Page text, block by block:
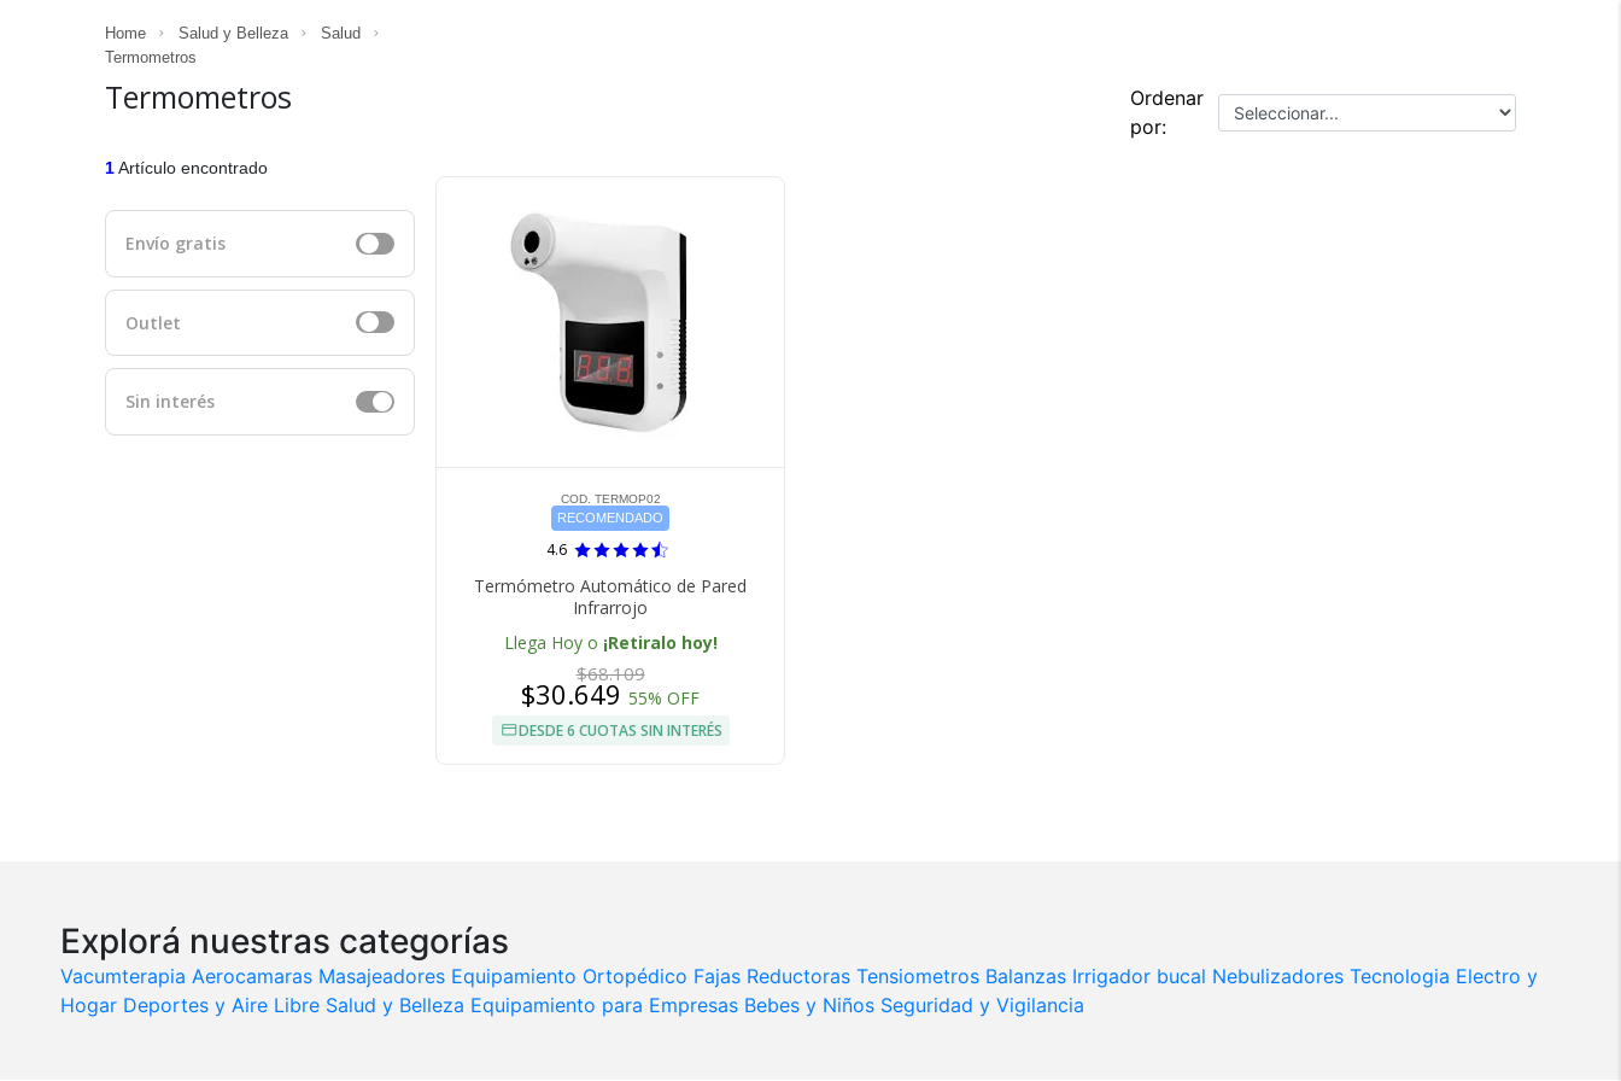
Home Salud y Belleza
Salud
Termometros
Termometros
1Artículo encontrado
Envío gratis
Outlet
Sin interés
Ordenar
por:
COD. TERMOP02
RECOMENDADO
4.6
Termómetro Automático de Pared
Infrarrojo
Llega Hoy o ¡Retiralo hoy!
$68.109
$30.649 55% OFF
DESDE 6 CUOTAS SIN INTERÉS
Explorá nuestras categorías
Vacumterapia Aerocamaras Masajeadores Equipamiento Ortopédico Fajas Reductoras Tensiometros Balanzas Irrigador bucal Nebulizadores Tecnologia Electro y
Hogar Deportes y Aire Libre Salud y Belleza Equipamiento para Empresas Bebes y Niños Seguridad y Vigilancia